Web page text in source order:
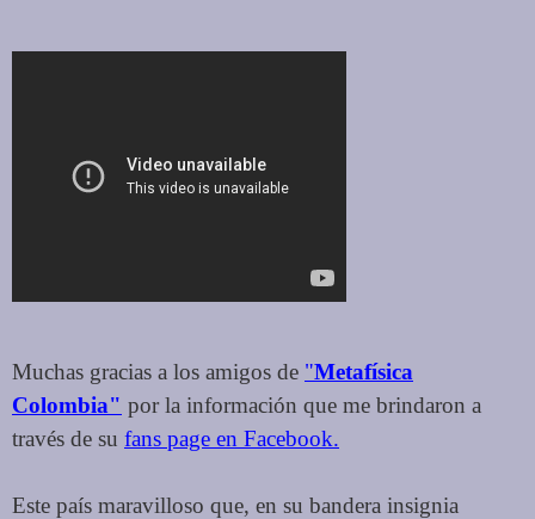
Muchas gracias a los amigos de "Metafísica
Colombia" por la información que me brindaron a
través de su fans page en Facebook.
Este país maravilloso que, en su bandera insignia